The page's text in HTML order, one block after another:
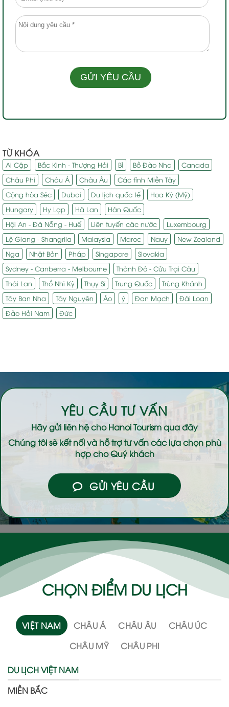
TỪ KHÓA
Ai Cập Bắc Kinh - Thượng Hải Bỉ Bồ Đào Nha
Canada
Châu Phi
Châu Á Châu Âu
Các tỉnh Miền Tây
Cộng hòa Séc
Dubai Du lịch quốc tế
Hoa Kỳ (Mỹ)
Hungary
Hy Lạp Hà Lan
Hàn Quốc
Hội An - Đà Nẵng - Huế
Liên tuyến các nước
Luxembourg
Lệ Giang - Shangrila
Malaysia Maroc Nauy
New Zealand
Nga
Nhật Bản Pháp Singapore
Slovakia
Sydney - Canberra - Melbourne
Thành Đô - Cửu Trại Câu
Thái Lan
Thổ Nhĩ Kỳ Thụy Sĩ Trung Quốc
Trùng Khánh
Tây Ban Nha
Tây Nguyên Áo ý Đan Mạch
Đài Loan
Đảo Hải Nam
Đức
YÊU CẦU TƯ VẤN
Hãy gửi liên hệ choHanoi Tourismqua đây
Chúng tôi sẽ kết nối và hỗ trợ tư vấn các lựa chọn phù
hợp cho Quý khách
GỬI YÊU CẦU
CHỌN ĐIỂM DU LỊCH
VIỆT NAM CHÂU Á CHÂU ÂU
CHÂU ÚC
CHÂU MỸ
CHÂU PHI
DU LỊCH VIỆT NAM
MIỀN BẮC